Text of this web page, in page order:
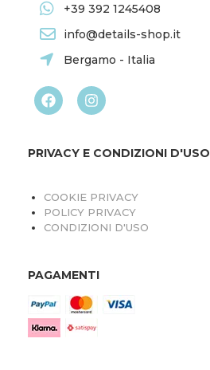
+39 392 1245408
info@details-shop.it
Bergamo - Italia
PRIVACY E CONDIZIONI D'USO
COOKIE PRIVACY
POLICY PRIVACY
CONDIZIONI D'USO
PAGAMENTI